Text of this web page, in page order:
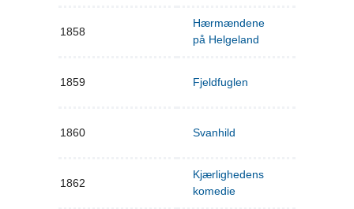
1858
Hærmændene
på Helgeland
1859 Fjeldfuglen
1860 Svanhild
1862
Kjærlighedens
komedie